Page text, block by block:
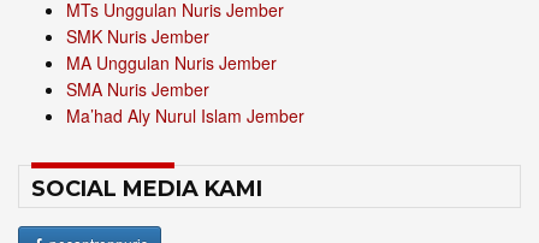
MTs Unggulan Nuris Jember
SMK Nuris Jember
MA Unggulan Nuris Jember
SMA Nuris Jember
Ma’had Aly Nurul Islam Jember
SOCIAL MEDIA KAMI